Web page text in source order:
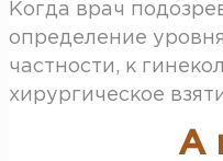
Когда врач
определение
частности, к
хирургическое
А